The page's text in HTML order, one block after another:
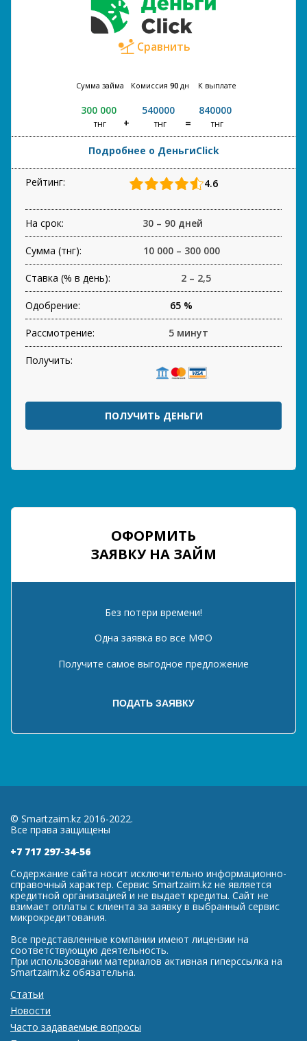
Сравнить
Сумма займа
300 000
тнг
Комиссия 90 дн
540000
тнг
К выплате
840000
тнг
Подробнее о ДеньгиClick
Рейтинг: 4.6
На срок: 30 – 90 дней
Сумма (тнг): 10 000 – 300 000
Ставка (% в день): 2 – 2,5
Одобрение: 65 %
Рассмотрение: 5 минут
Получить:
ПОЛУЧИТЬ ДЕНЬГИ
ОФОРМИТЬ
ЗАЯВКУ НА ЗАЙМ
Без потери времени!
Одна заявка во все МФО
Получите самое выгодное предложение
© Smartzaim.kz 2016-2022.
Все права защищены
+7 717 297-34-56
Содержание сайта носит исключительно информационно-
справочный характер. Сервис Smartzaim.kz не является
кредитной организацией и не выдает кредиты. Сайт не
взимает оплаты с клиента за заявку в выбранный сервис
микрокредитования.
Все представленные компании имеют лицензии на
соответствующую деятельность.
При использовании материалов активная гиперссылка на
Smartzaim.kz обязательна.
Статьи
Новости
Часто задаваемые вопросы